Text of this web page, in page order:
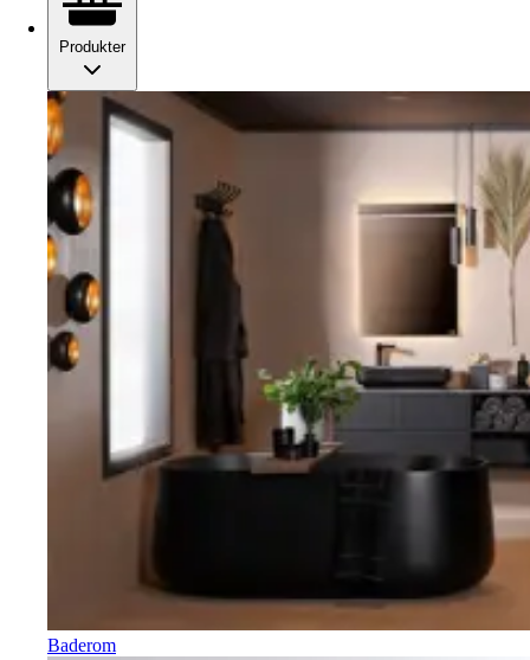
Produkter
Baderom